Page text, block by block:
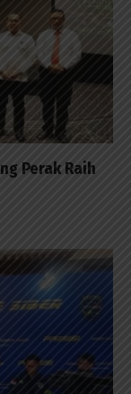
Perak Raih